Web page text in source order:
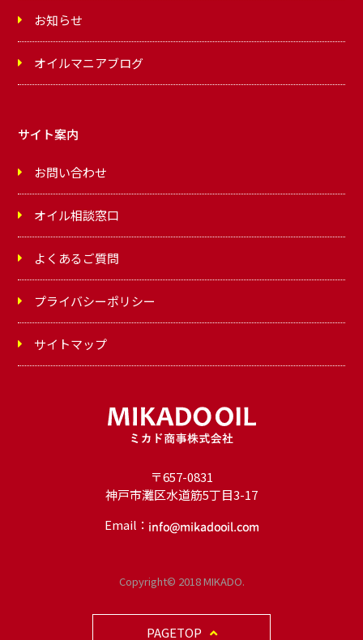
〒657-0831
神戸市灘区水道筋5丁目3-17
Email：
お知らせ
オイルマニアブログ
サイト案内
お問い合わせ
オイル相談窓口
よくあるご質問
プライバシーポリシー
サイトマップ
Copyright© 2018 MIKADO.
PAGETOP